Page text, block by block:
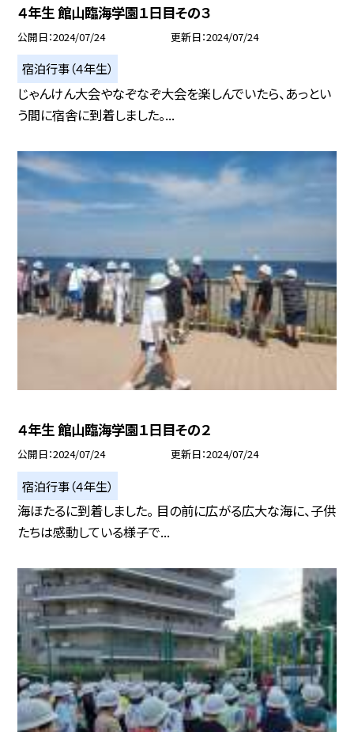
４年生 館山臨海学園１日目その３
公開日 2024/07/24 更新日 2024/07/24
宿泊行事（４年生）
じゃんけん大会やなぞなぞ大会を楽しんでいたら、あっとい
う間に宿舎に到着しました。...
４年生 館山臨海学園１日目その２
公開日 2024/07/24 更新日 2024/07/24
宿泊行事（４年生）
海ほたるに到着しました。 目の前に広がる広大な海に、子供
たちは感動している様子で...